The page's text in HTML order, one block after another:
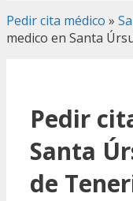
Pedir cita médico »
medico en Santa
Pedir
Santa
de